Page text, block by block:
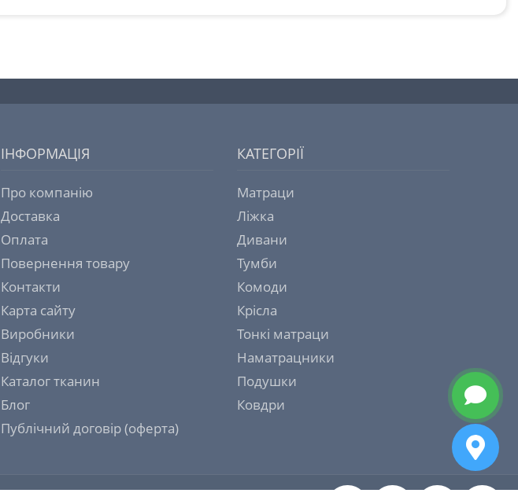
ІНФОРМАЦІЯ
Про компанію
Доставка
Оплата
Повернення товару
Контакти
Карта сайту
Виробники
Відгуки
Каталог тканин
Блог
Публічний договір (оферта)
КАТЕГОРІЇ
Матраци
Ліжка
Дивани
Тумби
Комоди
Крісла
Тонкі матраци
Наматрацники
Подушки
Ковдри